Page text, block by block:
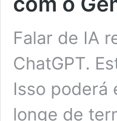
Falar de IA
ChatGPT.
Isso poderá
longe de